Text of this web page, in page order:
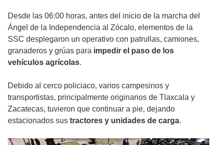
Desde las 06:00 horas, antes del inicio de la marcha del
Ángel de la Independencia al Zócalo, elementos de la
SSC desplegaron un operativo con patrullas, camiones,
granaderos y grúas para impedir el paso de los
vehículos agrícolas.
Debido al cerco policiaco, varios campesinos y
transportistas, principalmente originarios de Tlaxcala y
Zacatecas, tuvieron que continuar a pie, dejando
estacionados sus tractores y unidades de carga.